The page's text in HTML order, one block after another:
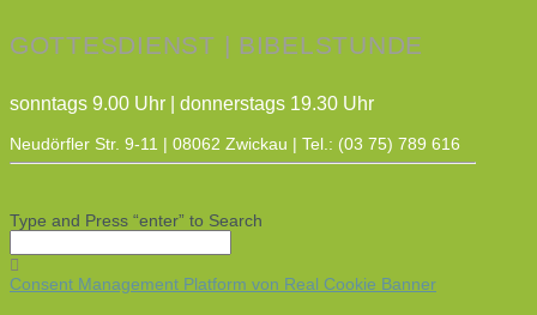
GOTTESDIENST | BIBELSTUNDE
sonntags 9.00 Uhr | donnerstags 19.30 Uhr
Neudörfler Str. 9-11 | 08062 Zwickau | Tel.: (03 75) 789 616
Type and Press “enter” to Search
Consent Management Platform von Real Cookie Banner